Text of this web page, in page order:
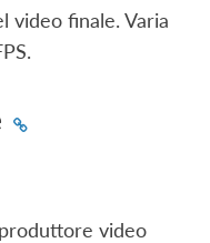
video finale. Varia
video